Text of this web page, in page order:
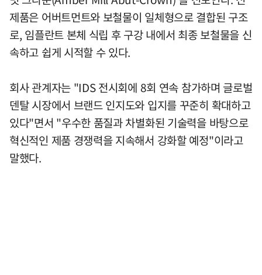
제품은 어버트먼트와 보철물이 일체형으로 결합된 구조
로, 임플란트 본체 식립 후 구강 내에서 최종 보철물을 신
속하고 쉽게 시적할 수 있다.
회사 관계자는 "IDS 전시회에 8회 연속 참가하며 글로벌
덴탈 시장에서 브랜드 인지도와 입지를 꾸준히 확대하고
있다"면서 "우수한 품질과 차별화된 기술력을 바탕으로
혁신적인 제품 경쟁력을 지속해서 강화할 예정"이라고
말했다.